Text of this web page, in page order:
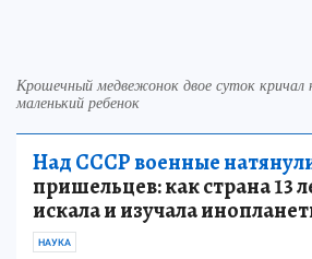
Крошечный медвежонок двое суток кричал
маленький ребенок
Над СССР военные
пришельцев: как страна 13
искала и изучала
НАУКА